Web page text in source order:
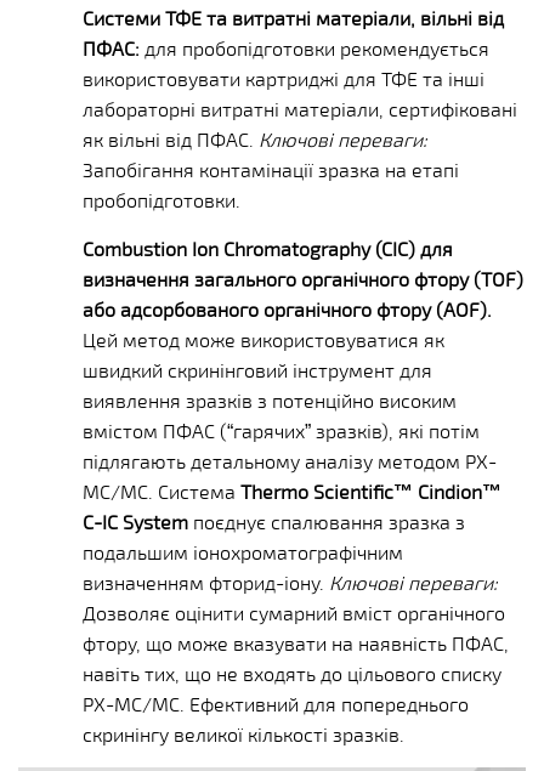
Системи ТФЕ та витратні матеріали, вільні від
ПФАС: для пробопідготовки рекомендується
використовувати картриджі для ТФЕ та інші
лабораторні витратні матеріали, сертифіковані
як вільні від ПФАС. Ключові переваги:
Запобігання контамінації зразка на етапі
пробопідготовки.
Combustion Ion Chromatography (CIC) для
визначення загального органічного фтору (TOF)
або адсорбованого органічного фтору (AOF).
Цей метод може використовуватися як
швидкий скринінговий інструмент для
виявлення зразків з потенційно високим
вмістом ПФАС (“гарячих” зразків), які потім
підлягають детальному аналізу методом РХ-
МС/МС. СистемаThermo Scientific™ Cindion™
C-IC System поєднує спалювання зразка з
подальшим іонохроматографічним
визначенням фторид-іону. Ключові переваги:
Дозволяє оцінити сумарний вміст органічного
фтору, що може вказувати на наявність ПФАС,
навіть тих, що не входять до цільового списку
РХ-МС/МС. Ефективний для попереднього
скринінгу великої кількості зразків.